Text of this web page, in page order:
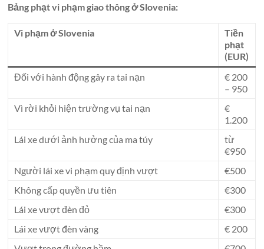
Bảng phạt vi phạm giao thông ở Slovenia:
Vi phạm ở Slovenia
Tiền
phạt
(EUR)
Đối với hành động gây ra tai nạn
€ 200
– 950
Vì rời khỏi hiện trường vụ tai nạn
€
1.200
Lái xe dưới ảnh hưởng của ma túy
từ
€950
Người lái xe vi phạm quy định vượt
€500
Không cấp quyền ưu tiên
€300
Lái xe vượt đèn đỏ
€300
Lái xe vượt đèn vàng
€ 200